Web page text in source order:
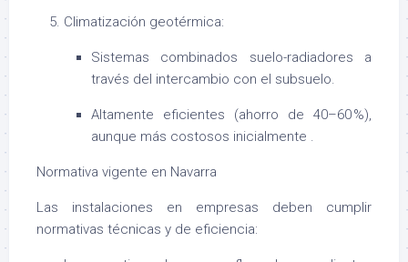
Climatización geotérmica:
Sistemas combinados suelo-radiadores a
través del intercambio con el subsuelo.
Altamente eficientes (ahorro de 40–60 %),
aunque más costosos inicialmente .
Normativa vigente en Navarra
Las instalaciones en empresas deben cumplir
normativas técnicas y de eficiencia: